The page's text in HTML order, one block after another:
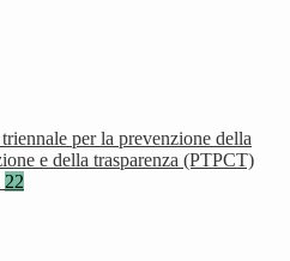
per la prevenzione della
e della trasparenza (PTPCT)
22